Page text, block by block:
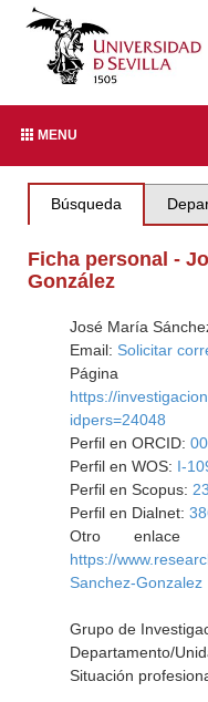
MENU
Búsqueda
Ficha personal -
González
José María
Email: Solicitar
https://
idpers=24048
Perfil en ORCID:
Perfil en WOS: I-
Perfil en Scopus:
Perfil en Dialnet:
Otro enlace
https://
Sanchez-Gonzalez
Grupo de
Departamento/
Situación